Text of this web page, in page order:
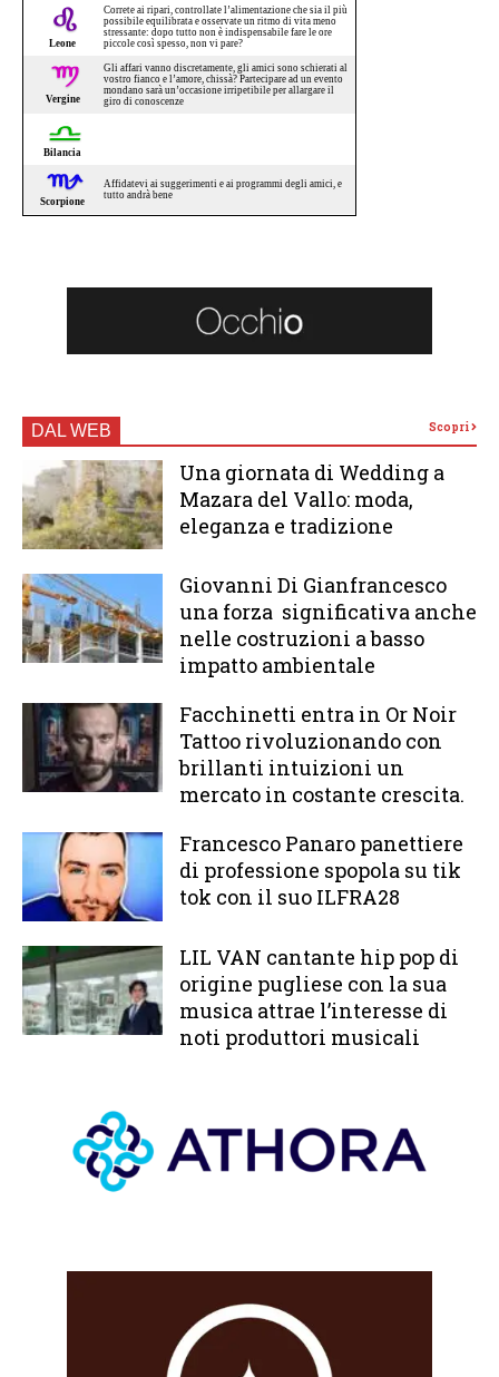
DAL WEB Scopri
Una giornata di Wedding a
Mazara del Vallo: moda,
eleganza e tradizione
Giovanni Di Gianfrancesco
una forza significativa anche
nelle costruzioni a basso
impatto ambientale
Facchinetti entra in Or Noir
Tattoo rivoluzionando con
brillanti intuizioni un
mercato in costante crescita.
Francesco Panaro panettiere
di professione spopola su tik
tok con il suo ILFRA28
LIL VAN cantante hip pop di
origine pugliese con la sua
musica attrae l’interesse di
noti produttori musicali